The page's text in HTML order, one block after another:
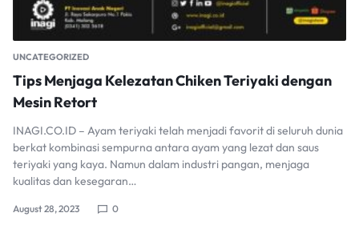
UNCATEGORIZED
Tips Menjaga Kelezatan Chiken Teriyaki dengan
Mesin Retort
INAGI.CO.ID – Ayam teriyaki telah menjadi favorit di seluruh dunia
berkat kombinasi sempurna antara ayam yang lezat dan saus
teriyaki yang kaya. Namun dalam industri pangan, menjaga
kualitas dan kesegaran…
August 28, 2023 0